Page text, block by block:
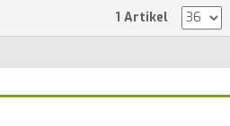
1 Artikel